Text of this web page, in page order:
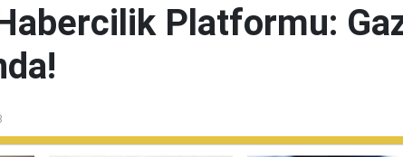
Platformu: